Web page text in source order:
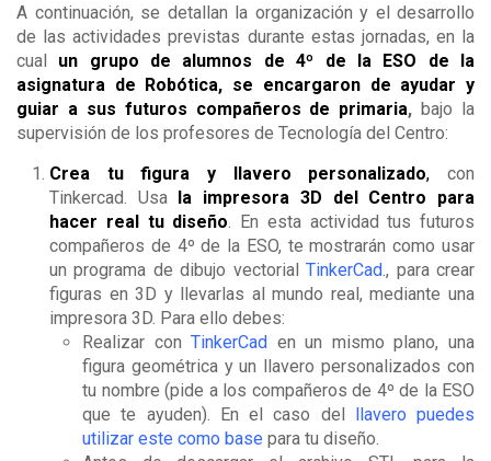
A continuación, se detallan la organización y el desarrollo
de las actividades previstas durante estas jornadas, en la
cual un grupo de alumnos de 4º de la ESO de la
asignatura de Robótica, se encargaron de ayudar y
guiar a sus futuros compañeros de primaria, bajo la
supervisión de los profesores de Tecnología del Centro:
Crea tu figura y llavero personalizado, con
Tinkercad. Usala impresora 3D del Centro para
hacer real tu diseño. En esta actividad tus futuros
compañeros de 4º de la ESO, te mostrarán como usar
un programa de dibujo vectorialTinkerCad., para crear
figuras en 3D y llevarlas al mundo real, mediante una
impresora 3D. Para ello debes:
Realizar conTinkerCad en un mismo plano, una
figura geométrica y un llavero personalizados con
tu nombre (pide a los compañeros de 4º de la ESO
que te ayuden). En el caso del llavero puedes
utilizar este como base para tu diseño.